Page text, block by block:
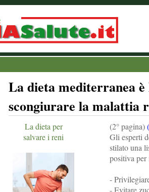
La dieta mediterranea è
scongiurare la malattia
La dieta per
salvare i reni
(2° pagina)
Gli esperti
stilato una
positiva per
-
- Evitare